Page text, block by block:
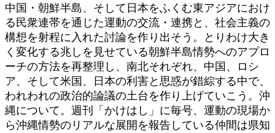
中国・朝鮮半島、そして日本をふくむ東アジアにおけ
る民衆連帯を通じた運動の交流・連携と、社会主義の
構想を射程に入れた討論を作り出そう。とりわけ大き
く変化する兆しを見せている朝鮮半島情勢へのアプロ
ーチの方法を再整理し、南北それぞれ、中国、ロシ
ア、そして米国、日本の利害と思惑が錯綜する中で、
われわれの政治的論議の土台を作り上げていこう。沖
縄について。週刊「かけはし」に毎号、運動の現場か
ら沖縄情勢のリアルな展開を報告している仲間は県知